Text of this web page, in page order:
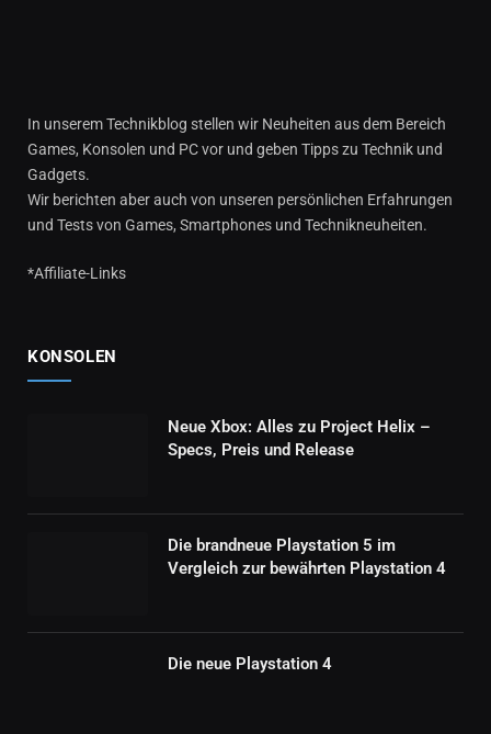
In unserem Technikblog stellen wir Neuheiten aus dem Bereich
Games, Konsolen und PC vor und geben Tipps zu Technik und
Gadgets.
Wir berichten aber auch von unseren persönlichen Erfahrungen
und Tests von Games, Smartphones und Technikneuheiten.
*Affiliate-Links
KONSOLEN
Neue Xbox: Alles zu Project Helix –
Specs, Preis und Release
Die brandneue Playstation 5 im
Vergleich zur bewährten Playstation 4
Die neue Playstation 4